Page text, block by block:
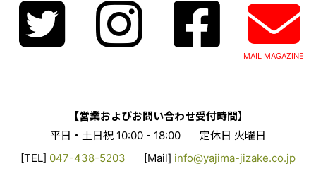
MAIL MAGAZINE
【営業およびお問い合わせ受付時間】
平日・土日祝 10:00 - 18:00
定休日 火曜日
[TEL] 047-438-5203 [Mail] info@yajima-jizake.co.jp